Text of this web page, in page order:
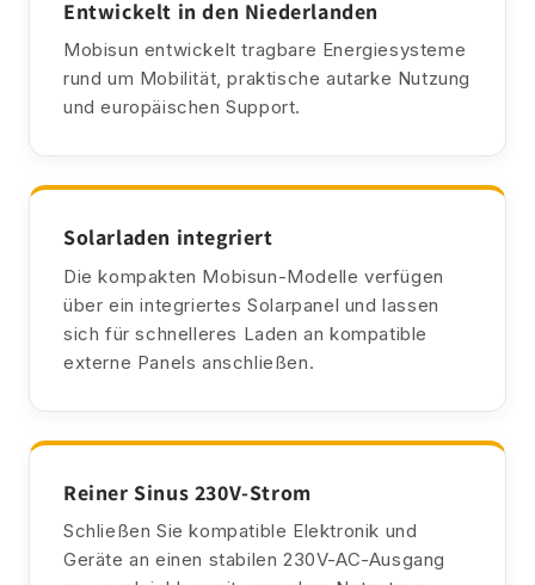
Entwickelt in den Niederlanden
Mobisun entwickelt tragbare Energiesysteme
rund um Mobilität, praktische autarke Nutzung
und europäischen Support.
Solarladen integriert
Die kompakten Mobisun-Modelle verfügen
über ein integriertes Solarpanel und lassen
sich für schnelleres Laden an kompatible
externe Panels anschließen.
Reiner Sinus 230V-Strom
Schließen Sie kompatible Elektronik und
Geräte an einen stabilen 230V-AC-Ausgang